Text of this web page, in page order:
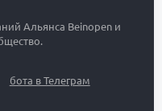
Альянса Beinopen и
бота в Телеграм